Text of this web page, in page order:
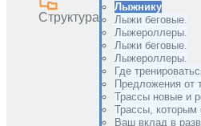
Структура
Лыжнику
Лыжи беговые.
Лыжероллеры.
Лыжи беговые.
Лыжероллеры.
Где
Предложения от
Трассы новые и
Трассы, которым
Ваш вклад в